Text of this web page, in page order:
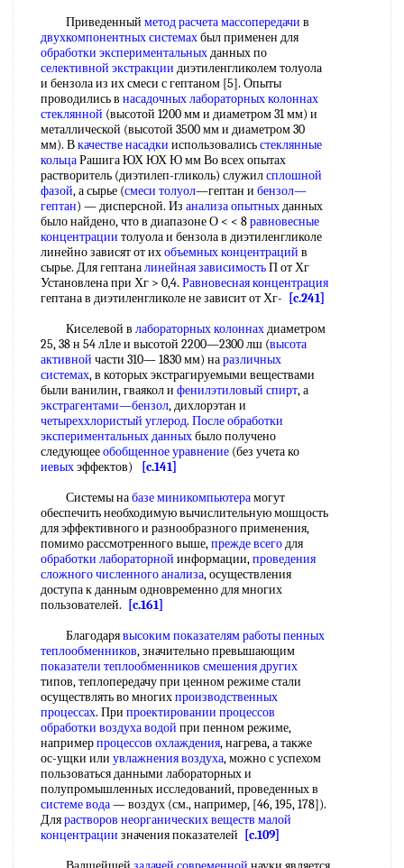
Приведенный метод расчета массопередачи в
двухкомпонентных системахбыл применен для
обработки экспериментальныхданных по
селективной экстракции диэтиленгликолем толуола
и бензола из их смеси с гептаном [5]. Опыты
проводились в насадочных лабораторныхколоннах
стеклянной (высотой 1200 мм и диаметром 31 мм) и
металлической (высотой 3500 мм и диаметром 30
мм). Вкачестве насадки использовалисьстеклянные
кольцаРашига ЮХ ЮХ Ю мм Во всех опытах
растворитель (диэтилеп-гликоль) служилсплошной
фазой, а сырье (смеси толуол—гептан и бензол—
гептан) — дисперсной. Из анализа опытныхданных
было найдено, что в диапазоне О < < 8равновесные
концентрации толуола и бензола в диэтиленгликоле
линейно зависят от ихобъемных концентраций в
сырье. Для гептаналинейная зависимостьП от Хг
Установлена при Хг > 0,4. Равновесная концентрация
гептана в диэтиленгликоле не зависит от Хг-
[c.241]
Киселевой в лабораторных колоннахдиаметром
25, 38 н 54 л1ле и высотой 2200—2300 лш (высота
активной части 310— 1830 мм) наразличных
системах, в которых экстрагируемыми веществами
были ванилин, гваякол и фенилэтиловый спирт, а
экстрагентами—бензол, дихлорэтан и
четыреххлористый углерод. После обработки
экспериментальных данныхбыло получено
следующееобобщенное уравнение (без учета ко
иевыхэффектов)
[c.141]
Системы набазе миникомпьютерамогут
обеспечить необходимую вычислительную мошцость
для эффективного и разнообразного применения,
помимо рассмотренного выше,прежде всегодля
обработки лабораторной информации,проведения
сложногочисленного анализа, осуществления
доступа к данным одновременно для многих
пользователей.
[c.161]
Благодарявысоким показателям работыпенных
теплообменников, значительно превышающим
показатели теплообменников смешения других
типов, теплопередачу при ценном режиме стали
осуществлять во многихпроизводственных
процессах. При проектировании процессов
обработки воздуха водой при пенном режиме,
напримерпроцессов охлаждения, нагрева, а также
ос-ущки или увлажнения воздуха, можно с успехом
пользоваться данными лабораторных и
полупромышленных исследований, проведенных в
системе вода— воздух (см., например, [46, 195, 178]).
Длярастворов неорганических веществ малой
концентрации значения показателей
[c.109]